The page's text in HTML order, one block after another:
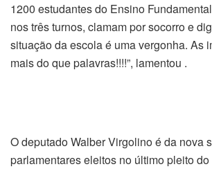
1200 estudantes do Ensino
nos três turnos, clamam por socorro e
situação da escola é uma vergonha. As
mais do que palavras!!!!”, lamentou .
O deputado Walber Virgolino é da nova
parlamentares eleitos no último pleito